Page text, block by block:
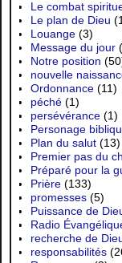
Le combat
Le plan de Dieu
Louange (3)
Message du jour
Notre position
nouvelle
Ordonnance (11)
péché (1)
persévérance (1)
Personage
Plan du salut (13)
Premier pas du
Préparé pour la
Prière (133)
promesses (5)
Puissance de
Radio
recherche de
responsabilités